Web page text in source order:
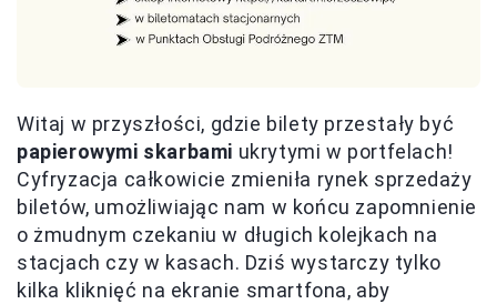
Witaj w przyszłości, gdzie bilety przestały być
papierowymi skarbami ukrytymi w portfelach!
Cyfryzacja całkowicie zmieniła rynek sprzedaży
biletów, umożliwiając nam w końcu zapomnienie
o żmudnym czekaniu w długich kolejkach na
stacjach czy w kasach. Dziś wystarczy tylko
kilka kliknięć na ekranie smartfona, aby